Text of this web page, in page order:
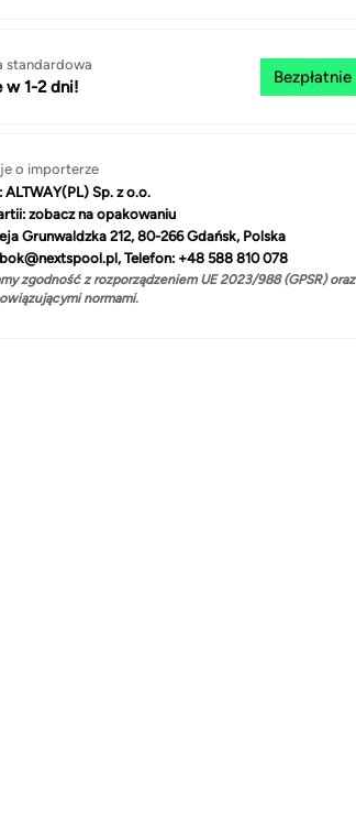
standardowa
w 1-2 dni!
Bezpłatnie
o importerze
ALTWAY(PL) Sp. z o.o.
zobacz na opakowaniu
Grunwaldzka 212, 80-266 Gdańsk, Polska
bok@nextspool.pl, Telefon: +48 588 810 078
zgodność z rozporządzeniem UE 2023/988 (GPSR) oraz
normami.